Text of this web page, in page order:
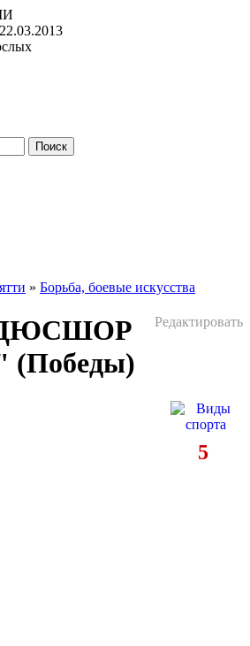
» Борьба, боевые искусства
Редактировать
5